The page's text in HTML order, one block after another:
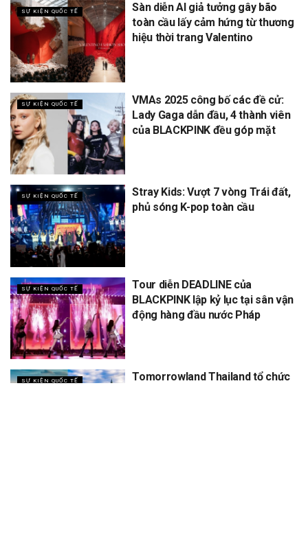
SỰ KIỆN QUỐC TẾ
Sàn diễn AI giả tưởng gây bão
toàn cầu lấy cảm hứng từ thương
hiệu thời trang Valentino
SỰ KIỆN QUỐC TẾ
VMAs 2025 công bố các đề cử:
Lady Gaga dẫn đầu, 4 thành viên
của BLACKPINK đều góp mặt
SỰ KIỆN QUỐC TẾ
Stray Kids: Vượt 7 vòng Trái đất,
phủ sóng K-pop toàn cầu
SỰ KIỆN QUỐC TẾ
Tour diễn DEADLINE của
BLACKPINK lập kỷ lục tại sân vận
động hàng đầu nước Pháp
SỰ KIỆN QUỐC TẾ
Tomorrowland Thailand tổ chức